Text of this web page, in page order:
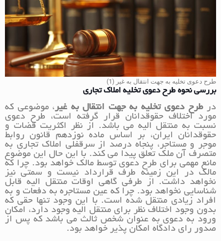
طرح دعوی تخلیه به جهت انتقال به غیر (1)
بررسی نحوه طرح دعوی تخلیه املاک تجاری
درطرح دعوی تخلیه به جهت انتقال به غیر ، موضوعی که
مورد اختلاف حقوقدانان قرار گرفته است، طرح دعوی
نسبت به منتقل الیه می باشد. از نظر اکثریت قضات و
حقوقدانان ایران، بر اساس ماده نوزدهم قانون روابط
موجر و مستاجر، پنجاه درصد از سرقفلی املاک تجاری به
متصرف آن ملک تعلق پیدا می کند. با این حال این موضوع
مانع مهمی برای طرح دعوی توسط مالک خواهد بود. چرا که
مالک در این زمینه طرف قرارداد نیست و سمتی نیز
نخواهد داشت. از طرفی گاهی اوقات منتقل الیه قابل
شناسایی نخواهد بود. چرا که عین مستاجره به دفعات و به
افراد زیادی منتقل شده است. با این وجود تنها حقی که
بدون وجود اختلاف نظر برای منتقل الیه وجود دارد، امکان
ورود به دعوی به عنوان شخص ثالث می باشد که پس از
صدور رای دادگاه امکان پذیر خواهد بود.